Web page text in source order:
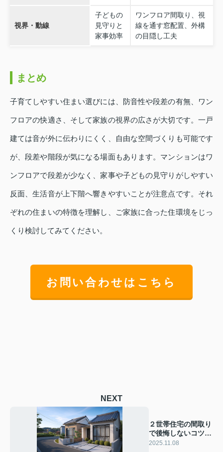
視界・動線
子どもの
見守りと
家事効率
ワンフロア間取り、視
線を通す窓配置、外構
の目隠し工夫
まとめ
子育てしやすい住まい選びには、防音性や段差の有無、ワン
フロアの快適さ、そして家族の視界の広さが大切です。一戸
建ては音が外に伝わりにくく、自由な空間づくりも可能です
が、段差や階段が気になる場面もあります。マンションはワ
ンフロアで段差が少なく、家事や子どもの見守りがしやすい
反面、生活音が上下階へ響きやすいことが注意点です。それ
ぞれの住まいの特徴を理解し、ご家族に合った住環境をじっ
くり検討してみてください。
お問い合わせはこちら
NEXT
２世帯住宅の間取り
で後悔しないコツ
は？トラブルや光熱
2025.11.08